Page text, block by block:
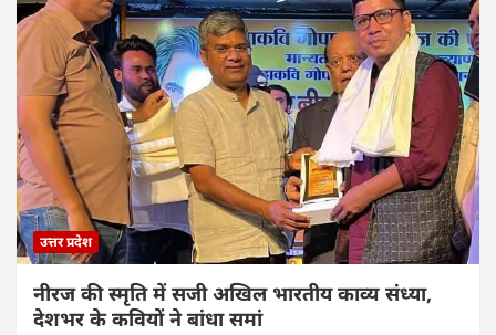
s
A
p
p
e
b
o
o
k
er e
dI
n
l e
उत्तर प्रदेश
नीरज की स्मृति में सजी अखिल भारतीय काव्य संध्या,
देशभर के कवियों ने बांधा समां